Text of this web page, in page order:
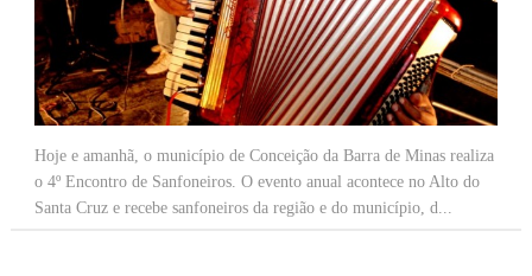
Hoje e amanhã, o município de Conceição da Barra de Minas realiza
o 4º Encontro de Sanfoneiros. O evento anual acontece no Alto do
Santa Cruz e recebe sanfoneiros da região e do município, d...